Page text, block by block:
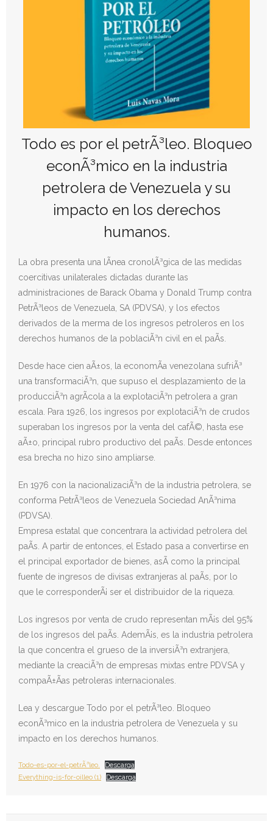
Todo es por el petrÃ³leo. Bloqueo
econÃ³mico en la industria
petrolera de Venezuela y su
impacto en los derechos
humanos.
La obra presenta una lÃ­nea cronolÃ³gica de las medidas
coercitivas unilaterales dictadas durante las
administraciones de Barack Obama y Donald Trump contra
PetrÃ³leos de Venezuela, SA (PDVSA), y los efectos
derivados de la merma de los ingresos petroleros en los
derechos humanos de la poblaciÃ³n civil en el paÃ­s.
Desde hace cien aÃ±os, la economÃ­a venezolana sufriÃ³
una transformaciÃ³n, que supuso el desplazamiento de la
producciÃ³n agrÃ­cola a la explotaciÃ³n petrolera a gran
escala. Para 1926, los ingresos por explotaciÃ³n de crudos
superaban los ingresos por la venta del cafÃ©, hasta ese
aÃ±o, principal rubro productivo del paÃ­s. Desde entonces
esa brecha no hizo sino ampliarse.
En 1976 con la nacionalizaciÃ³n de la industria petrolera, se
conforma PetrÃ³leos de Venezuela Sociedad AnÃ³nima
(PDVSA).
Empresa estatal que concentrara la actividad petrolera del
paÃ­s. A partir de entonces, el Estado pasa a convertirse en
el principal exportador de bienes, asÃ­ como la principal
fuente de ingresos de divisas extranjeras al paÃ­s, por lo
que le corresponderÃ¡ ser el distribuidor de la riqueza.
Los ingresos por venta de crudo representan mÃ¡s del 95%
de los ingresos del paÃ­s. AdemÃ¡s, es la industria petrolera
la que concentra el grueso de la inversiÃ³n extranjera,
mediante la creaciÃ³n de empresas mixtas entre PDVSA y
compaÃ±Ã­as petroleras internacionales.
Lea y descargue Todo por el petrÃ³leo. Bloqueo
econÃ³mico en la industria petrolera de Venezuela y su
impacto en los derechos humanos.
Todo-es-por-el-petrÃ³leo.
Descarga
Everything-is-for-oilleo (1)
Descarga